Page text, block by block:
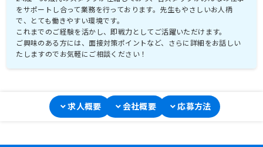
をサポートし合って業務を行っております。先生もやさしいお人柄
で、とても働きやすい環境です。
これまでのご経験を活かし、即戦力としてご活躍いただけます。
ご興味のある方には、面接対策ポイントなど、さらに詳細をお話しい
たしますのでお気軽にご相談ください！
求人概要 会社概要 応募方法